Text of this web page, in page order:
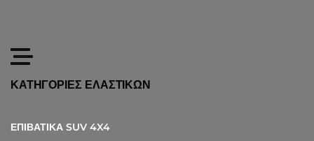
ΚΑΤΗΓΟΡΙΕΣ ΕΛΑΣΤΙΚΩΝ
ΕΠΙΒΑΤΙΚΑ SUV 4X4